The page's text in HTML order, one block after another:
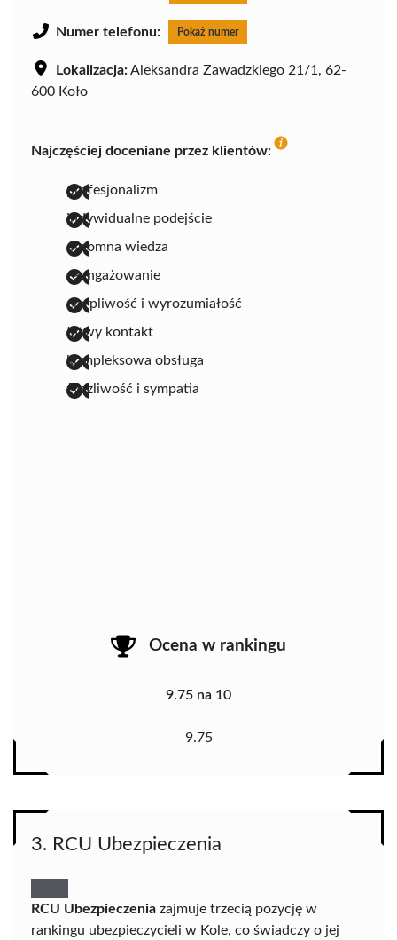
Numer telefonu: Pokaż numer
Lokalizacja:Aleksandra Zawadzkiego 21/1, 62-
600 Koło
Najczęściej doceniane przez klientów:
profesjonalizm
indywidualne podejście
ogromna wiedza
zaangażowanie
cierpliwość i wyrozumiałość
łatwy kontakt
kompleksowa obsługa
życzliwość i sympatia
Ocena w rankingu
9.75 na 10
9.75
3. RCU Ubezpieczenia
RCU Ubezpieczenia zajmuje trzecią pozycję w
rankingu ubezpieczycieli w Kole, co świadczy o jej